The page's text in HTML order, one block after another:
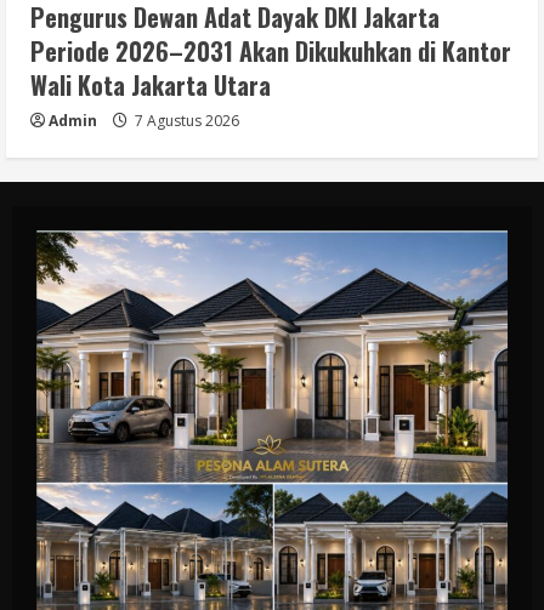
Pengurus Dewan Adat Dayak DKI Jakarta
Periode 2026–2031 Akan Dikukuhkan di Kantor
Wali Kota Jakarta Utara
Admin 7 Agustus 2026